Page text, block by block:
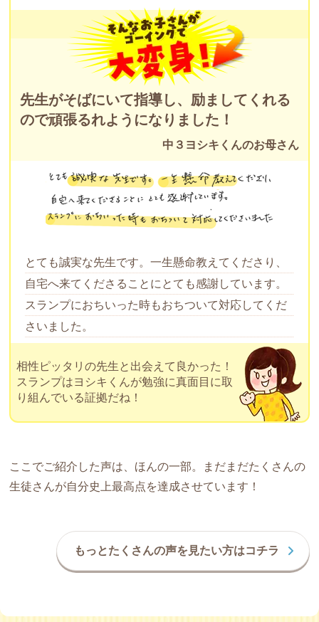
先生がそばにいて指導し、励ましてくれる
ので頑張るれようになりました！
中３ヨシキくんのお母さん
とても誠実な先生です。一生懸命教えてくださり、
自宅へ来てくださることにとても感謝しています。
スランプにおちいった時もおちついて対応してくだ
さいました。
相性ピッタリの先生と出会えて良かった！
スランプはヨシキくんが勉強に真面目に取
り組んでいる証拠だね！
ここでご紹介した声は、ほんの一部。まだまだたくさんの
生徒さんが自分史上最高点を達成させています！
もっとたくさんの声を見たい方はコチラ